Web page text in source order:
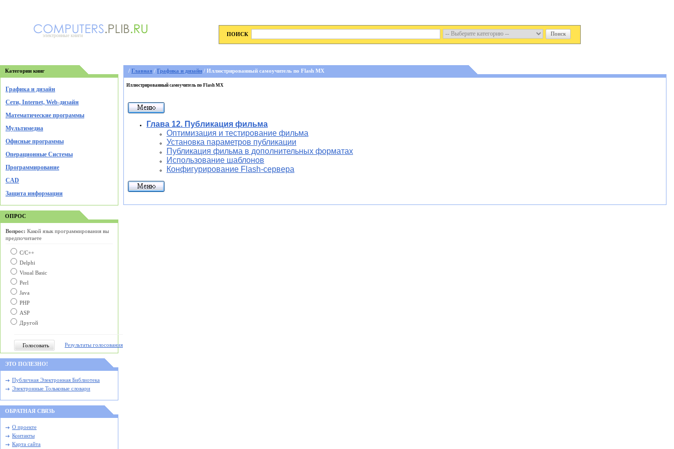
электронные книги ПОИСК
Категории книг
Графика и дизайн
Cети, Internet, Web-дизайн
Математические программы
Мультимедиа
Офисные программы
Операционные Системы
Программирование
CAD
Защита информации
ОПРОС
Вопрос: Какой язык программирования вы
предпочитаете
С/C++
Delphi
Visual Basic
Perl
Java
PHP
ASP
Другой
Результаты голосования
ЭТО ПОЛЕЗНО!
Публичная Электронная Библиотека
Электронные Тольковые словари
ОБРАТНАЯ СВЯЗЬ
О проекте
Контакты
Карта сайта
/ Главная / Графика и дизайн / Иллюстрированный самоучитель по Flash MX
Иллюстрированный самоучитель по Flash MX
Глава 12. Публикация фильма
Оптимизация и тестирование фильма
Установка параметров публикации
Публикация фильма в дополнительных форматах
Использование шаблонов
Конфигурирование Flash-сервера